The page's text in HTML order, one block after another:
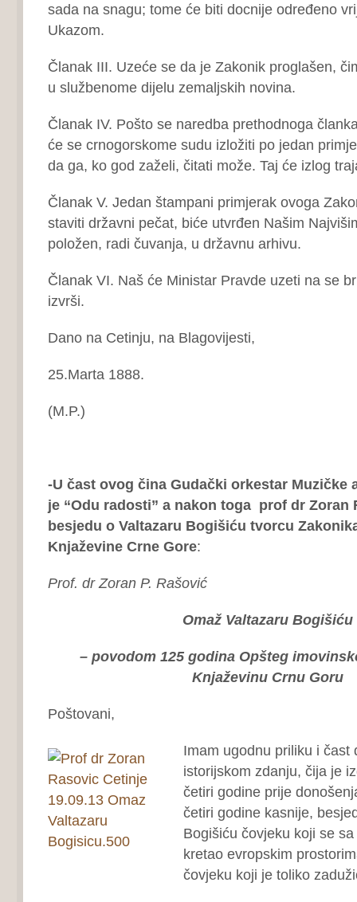
sada na snagu; tome će biti docnije određeno
Ukazom.
Članak III. Uzeće se da je Zakonik proglašen,
u službenome dijelu zemaljskih novina.
Članak IV. Pošto se naredba prethodnoga
će se crnogorskome sudu izložiti po jedan
da ga, ko god zaželi, čitati može. Taj će izlog
Članak V. Jedan štampani primjerak ovoga
staviti državni pečat, biće utvrđen Našim
položen, radi čuvanja, u državnu arhivu.
Članak VI. Naš će Ministar Pravde uzeti na se
izvrši.
Dano na Cetinju, na Blagovijesti,
25.Marta 1888.
(M.P.) Nikol
-U čast ovog čina Gudački orkestar Muzičke
je “Odu radosti” a nakon togaprof dr Zoran
besjedu oValtazaru Bogišiću tvorcu
Knjaževine Crne Gore:
Prof. dr Zoran P. Rašović
Omaž Valtazaru Bogišiću
– povodom 125 godina Opšteg
Knjaževinu Crnu Goru
Poštovani,
Imam ugodnu priliku i čast
istorijskom zdanju, čija je
četiri godine prije
četiri godine kasnije,
Bogišiću čovjeku koji se
kretao evropskim
čovjeku koji je toliko